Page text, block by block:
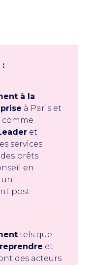
:
à la
à Paris et
comme
et
services
prêts
en
post-
tels que
et
des acteurs